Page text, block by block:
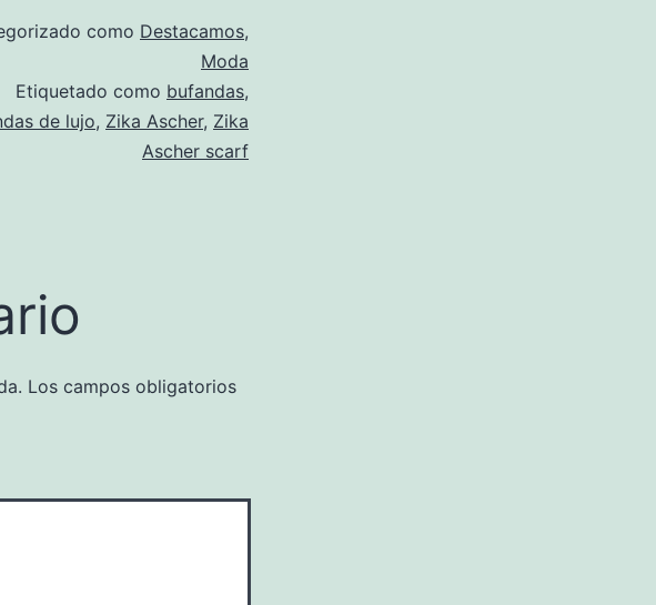
como Destacamos,
Moda
Etiquetado como bufandas,
de lujo, Zika Ascher, Zika
Ascher scarf
Los campos obligatorios